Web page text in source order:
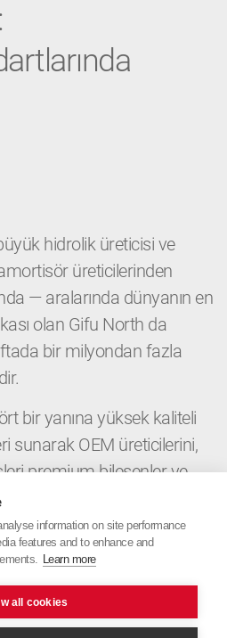
:
hidrolik üreticisi ve
üreticilerinden
— aralarında dünyanın en
olan Gifu North da
bir milyondan fazla
bir yanına yüksek kaliteli
sunarak OEM üreticilerini,
premium bileşenler ve
OEM’den Aftermarket’e
hassasiyetini Avrupa
information on site performance
features and to enhance and
Learn more
all cookies